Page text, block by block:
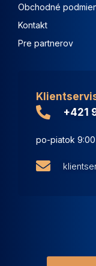
+421
po-piatok 9:00
Obchodné
Kontakt
Pre partnerov